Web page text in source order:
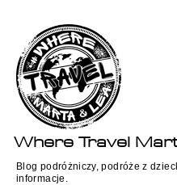
WhereTravel
Blog podróżniczy, podróże z
informacje.